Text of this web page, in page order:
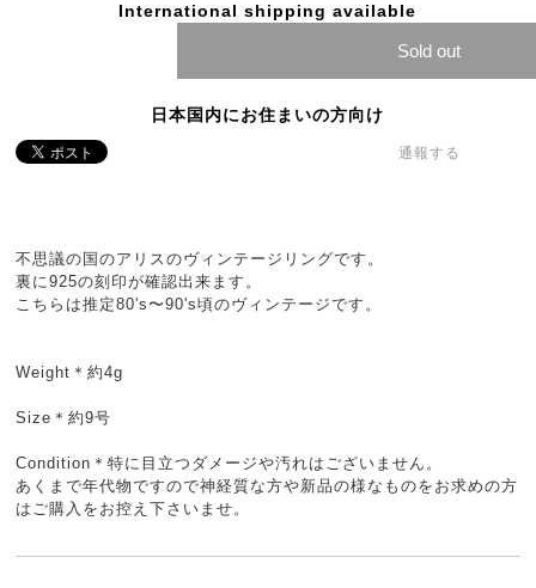
International shipping available
Sold out
日本国内にお住まいの方向け
通報する
不思議の国のアリスのヴィンテージリングです。
裏に925の刻印が確認出来ます。
こちらは推定80's〜90's頃のヴィンテージです。
Weight＊約4g
Size＊約9号
Condition＊特に目立つダメージや汚れはございません。
あくまで年代物ですので神経質な方や新品の様なものをお求めの方
はご購入をお控え下さいませ。